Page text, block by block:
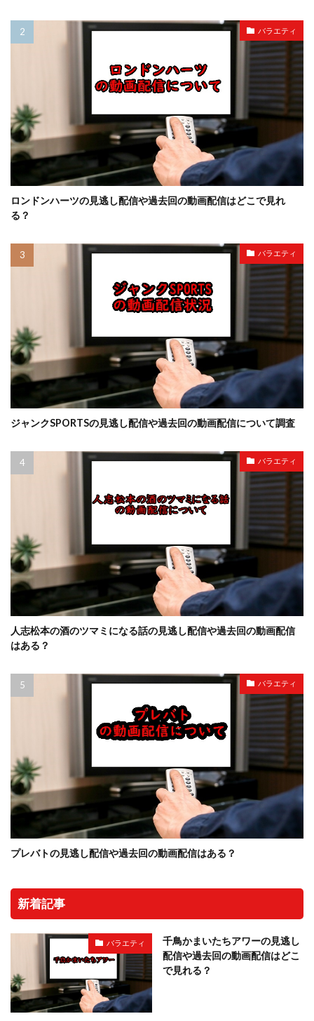
バラエティ
ロンドンハーツの見逃し配信や過去回の動画配信はどこで見れ
る？
バラエティ
ジャンクSPORTSの見逃し配信や過去回の動画配信について調査
バラエティ
人志松本の酒のツマミになる話の見逃し配信や過去回の動画配信
はある？
バラエティ
プレバトの見逃し配信や過去回の動画配信はある？
新着記事
バラエティ
千鳥かまいたちアワーの見逃し
配信や過去回の動画配信はどこ
で見れる？